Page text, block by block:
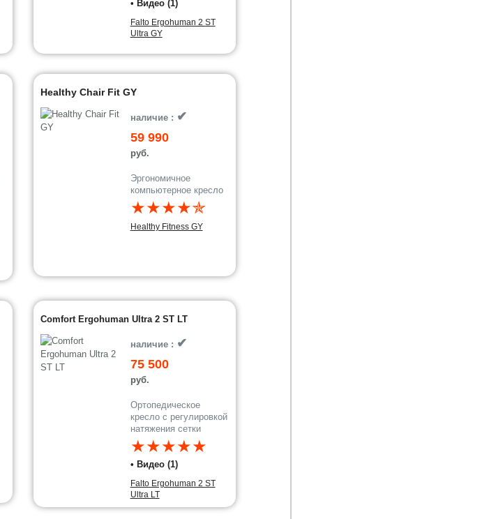
• Видео (1)
Falto Ergohuman 2 ST
Ultra GY
Healthy Chair Fit GY
наличие : ✔
59 990
руб.
Эргономичное
компьютерное кресло
★★★★✯
Healthy Fitness GY
Comfort Ergohuman Ultra 2 ST LT
наличие : ✔
75 500
руб.
Ортопедическое
кресло с регулировкой
натяжения сетки
★★★★★
• Видео (1)
Falto Ergohuman 2 ST
Ultra LT